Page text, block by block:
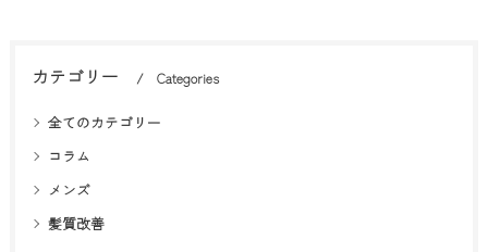
カテゴリー Categories
全てのカテゴリー
コラム
メンズ
髪質改善